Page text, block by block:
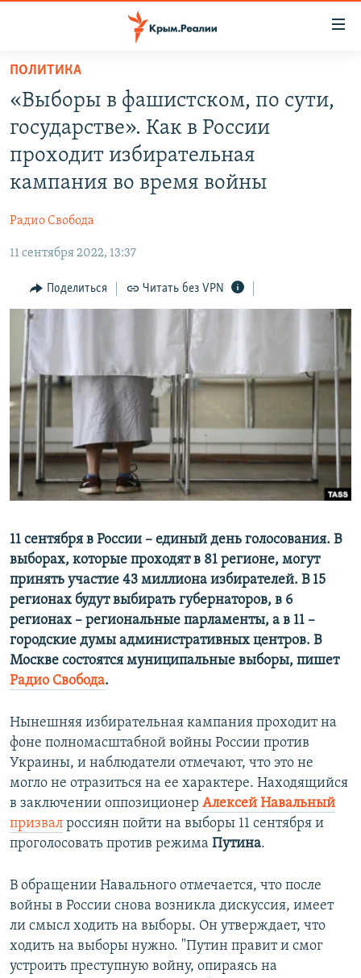
Вернуться
основному
содержанию
Вернутся
главной
Вернутся
НОВОСТИ
СПЕЦПРОЕКТЫ
ВОДА
ИНФОГРАФИКА
ТЕЛЕПРОЕКТ КРЫМ.РЕАЛИИ
СОВЕТЫ ПРАВОЗАЩИТНИКОВ
ПОБЕДИТЕЛЕЙ НЕ СУДЯТ?
КРЫМ.НЕПОКОРЕННЫЙ
УКРАИНСКАЯ ПРОБЛЕМА КРЫМА
РАДІО СВОБОДА
КАК ОБОЙТИ БЛОКИРОВКУ
Qırımtatar
ПРИСОЕДИНЯЙТЕСЬ!
Все сайты RFE/RL
ПОЛИТИКА
«Выборы в фашистском, по сути,
государстве». Как в России
проходит избирательная
кампания во время войны
Радио Свобода
11 сентября 2022, 13:37
Поделиться Читать без VPN
11 сентября в России – единый день голосования. В
выборах, которые проходят в 81 регионе, могут
принять участие 43 миллиона избирателей. В 15
регионах будут выбирать губернаторов, в 6
регионах – региональные парламенты, а в 11 –
городские думы административных центров. В
Москве состоятся муниципальные выборы, пишет
Радио Свобода.
Нынешняя избирательная кампания проходит на
фоне полномасштабной войны России против
Украины, и наблюдатели отмечают, что это не
могло не отразиться на ее характере. Находящийся
в заключении оппозиционер Алексей Навальный
призвал россиян пойти на выборы 11 сентября и
проголосовать против режима Путина.
В обращении Навального отмечается, что после
войны в России снова возникла дискуссия, имеет
ли смысл ходить на выборы. Он утверждает, что
ходить на выборы нужно. "Путин правит и смог
устроить преступную войну, опираясь на